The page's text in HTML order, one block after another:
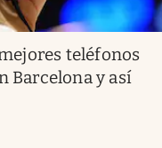
teléfonos
Barcelona y así